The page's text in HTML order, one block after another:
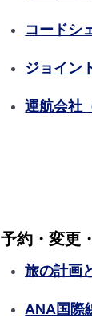
コードシ
ジョイン
運航会社
予約・変更
旅の計画
ANA国際